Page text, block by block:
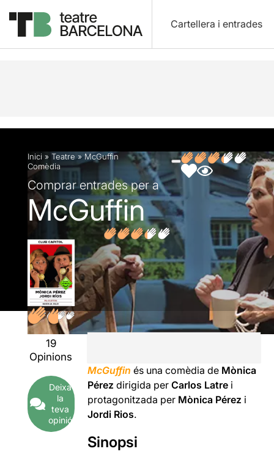
Cartellera i entrades
Descripció Fitxa artística Fotos i vídeos
Inici » Teatre »McGuffin
Comèdia
Comprar entrades per a
McGuffin
19
Opinions
Deixa
la
teva
opinió
McGuffin és una comèdia de Mònica
Pérez dirigida perCarlos Latre i
protagonitzada per Mònica Pérez i
Jordi Rios.
Sinopsi